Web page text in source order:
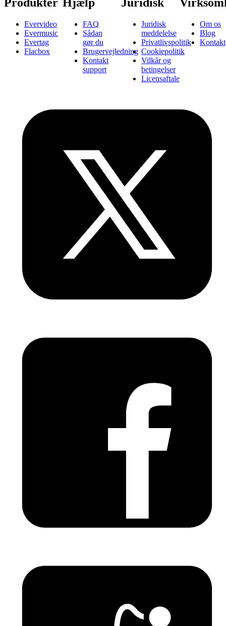
Evervideo
Evermusic
Evertag
Flacbox
FAQ
Sådan
gør du
Brugervejledning
Kontakt
support
Juridisk
meddelelse
Privatlivspolitik
Cookiepolitik
Vilkår og
betingelser
Licensaftale
Om os
Blog
Kontakt